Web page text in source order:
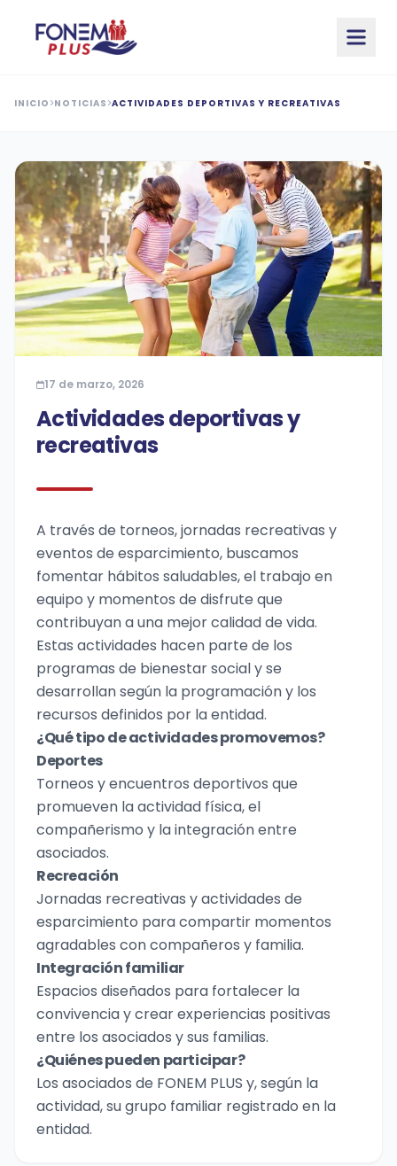
INICIO NOTICIAS ACTIVIDADES DEPORTIVAS Y RECREATIVAS
17 de marzo, 2026
Actividades deportivas y
recreativas
A través de torneos, jornadas recreativas y
eventos de esparcimiento, buscamos
fomentar hábitos saludables, el trabajo en
equipo y momentos de disfrute que
contribuyan a una mejor calidad de vida.
Estas actividades hacen parte de los
programas de bienestar social y se
desarrollan según la programación y los
recursos definidos por la entidad.
¿Qué tipo de actividades promovemos?
Deportes
Torneos y encuentros deportivos que
promueven la actividad física, el
compañerismo y la integración entre
asociados.
Recreación
Jornadas recreativas y actividades de
esparcimiento para compartir momentos
agradables con compañeros y familia.
Integración familiar
Espacios diseñados para fortalecer la
convivencia y crear experiencias positivas
entre los asociados y sus familias.
¿Quiénes pueden participar?
Los asociados de FONEM PLUS y, según la
actividad, su grupo familiar registrado en la
entidad.